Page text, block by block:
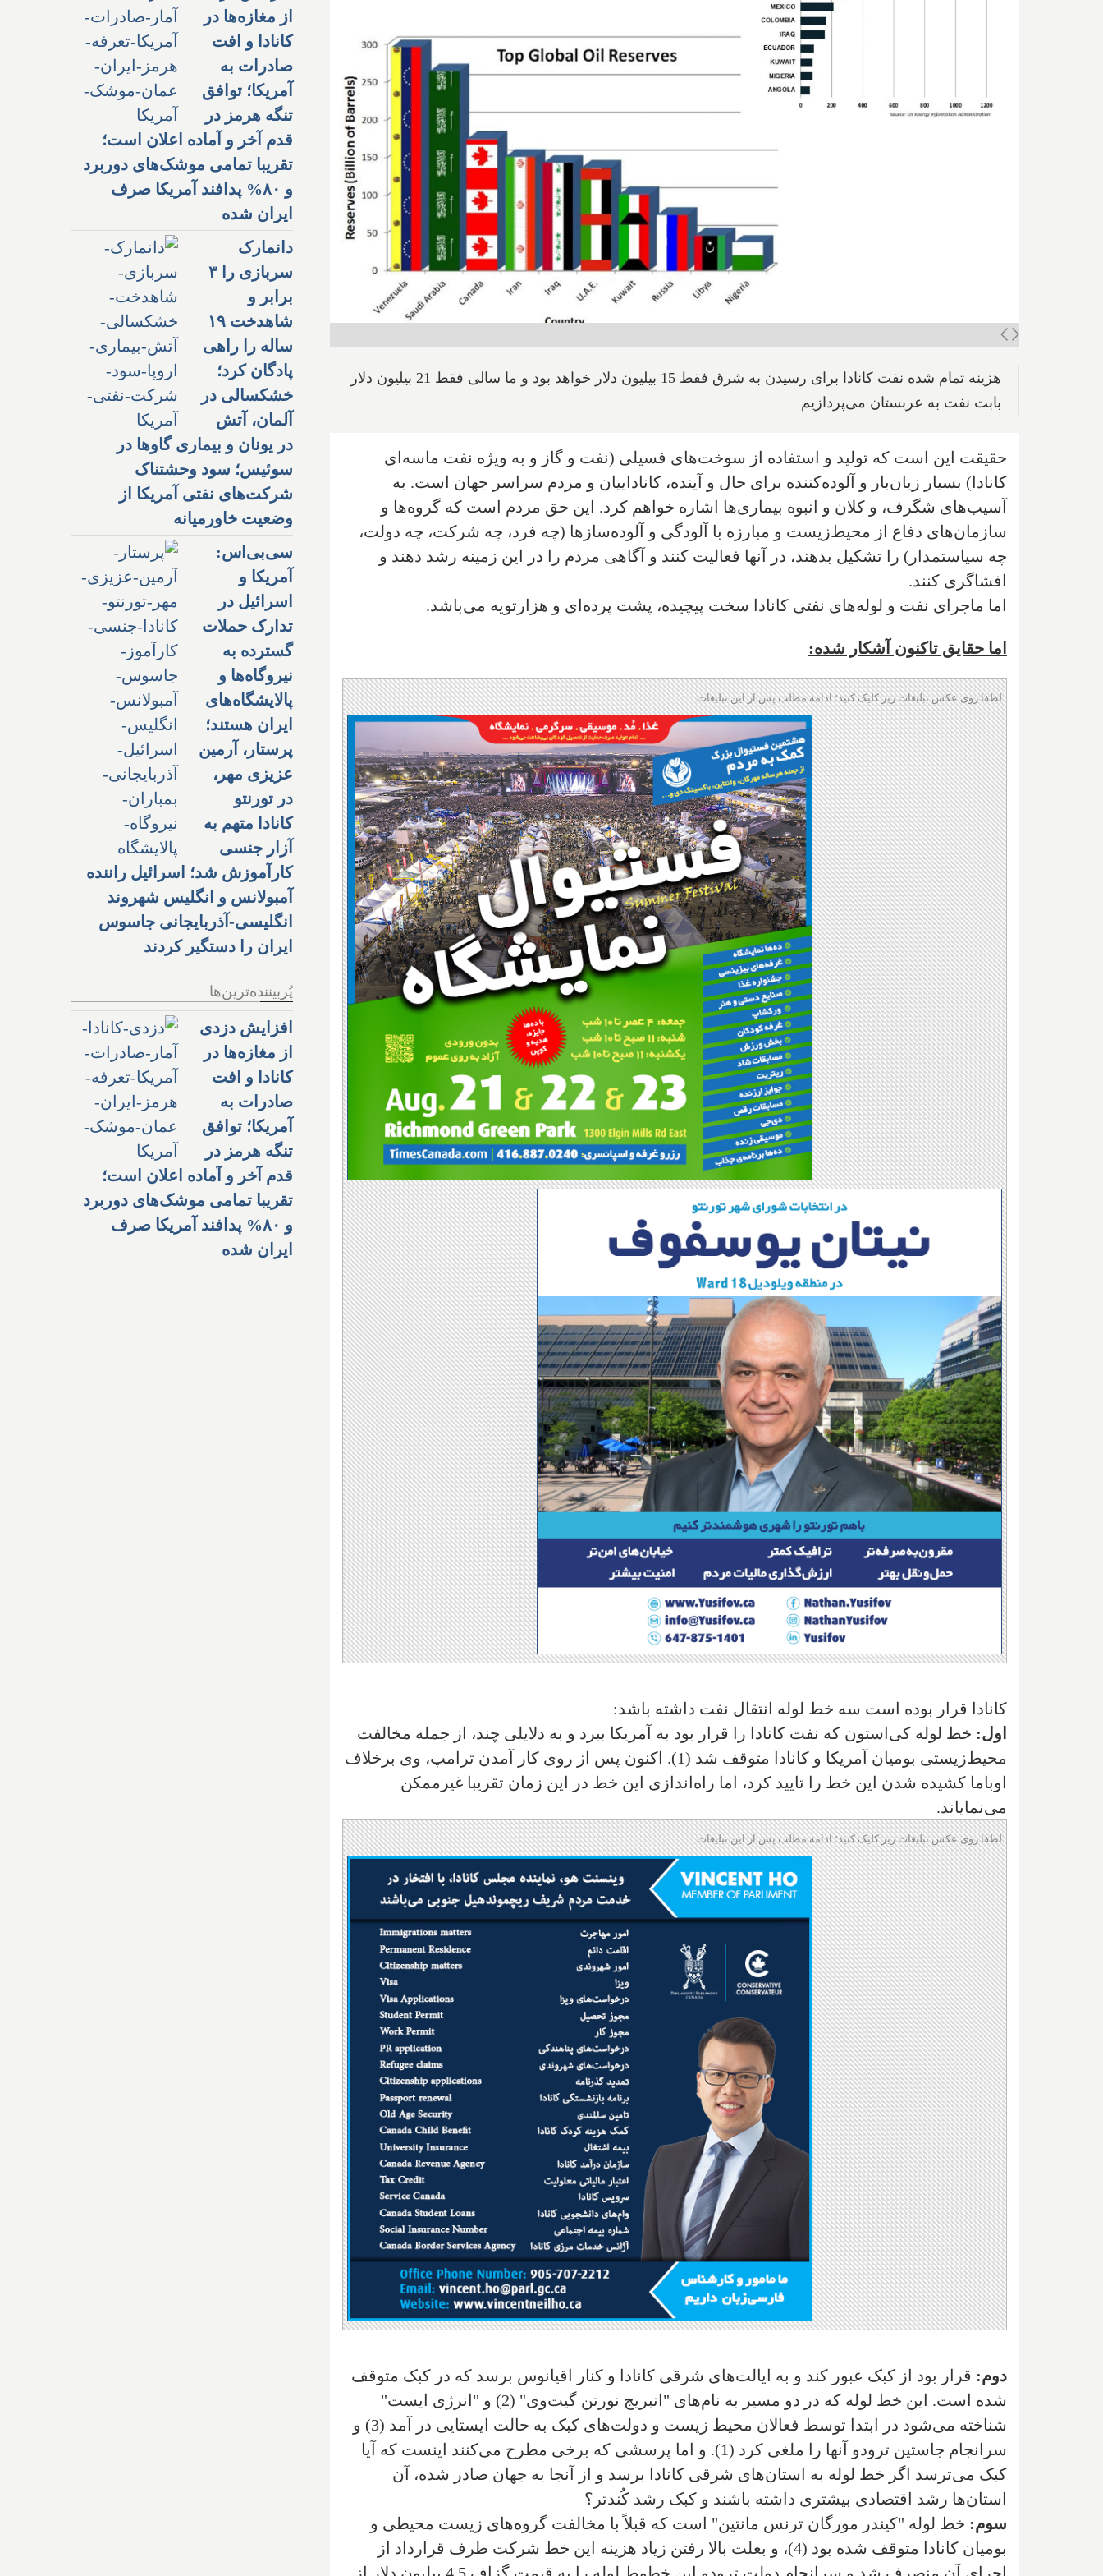
هزینه تمام شده نفت کانادا برای رسیدن به شرق فقط 15 بیلیون دلار خواهد بود و ما سالی فقط 21 بیلیون دلار
بابت نفت به عربستان می‌پردازیم
حقیقت این است که تولید و استفاده از سوخت‌های فسیلی‌ (نفت و گاز و به ویژه نفت ماسه‌ای
کانادا) بسیار زیان‌بار و آ‌لوده‌کننده برای حال و آینده، کاناداییان و مردم سراسر جهان است. به
آسیب‌های شگرف، و کلان و انبوه بیماری‌ها اشاره خواهم کرد. این حق مردم است که گروه‌ها و
سازمان‌های دفاع از محیط‌زیست و مبارزه با آلودگی و آلوده‌سازها (چه فرد، چه شرکت، چه دولت،
چه سیاستمدار) را تشکیل بدهند، در آنها فعالیت کنند و آگاهی مردم را در این زمینه رشد دهند و
افشاگری کنند.
اما ماجرای نفت و لوله‌های نفتی کانادا سخت پیچیده، پشت پرده‌ای و هزار‌تویه می‌باشد.
اما حقایق تاکنون آشکار شده:
لطفا روی عکس تبلیغات زیر کلیک کنید؛ ادامه مطلب پس از این تبلیغات
کانادا قرار بوده است سه خط لوله انتقال ‌نفت داشته باشد:
اول: خط لوله کی‌استون که نفت کانادا را قرار بود به آمریکا ببرد و به دلایلی چند، از جمله مخالفت
محیط‌زیستی بومیان آمریکا و کانادا متوقف شد (1). اکنون پس از روی کار آمدن ترامپ، وی برخلاف
اوباما کشیده شدن این خط را تایید کرد، اما راه‌اندازی این خط در این زمان تقریبا غیر‌ممکن
می‌نمایاند.
لطفا روی عکس تبلیغات زیر کلیک کنید؛ ادامه مطلب پس از این تبلیغات
دوم: قرار بود از کبک عبور کند و به ایالت‌های شرقی کانادا و ‌کنار اقیانوس برسد که در کبک متوقف
شده است. این خط لوله که در دو مسیر به نام‌های "انبریج نورتن گیت‌وی" (2) و "انرژی ایست"
شناخته می‌شود در ابتدا توسط فعالان محیط زیست و دولت‌های کبک به حالت ایستایی در آمد (3) و
سرانجام جاستین ترودو آنها را ملغی کرد (1). و اما پرسشی که برخی مطرح می‌کنند اینست که آیا
کبک می‌ترسد اگر خط لوله به استان‌های شرقی کانادا برسد و از‌ آنجا به جهان صادر شده، آن
استان‌ها رشد اقتصادی بیشتری داشته باشند و کبک رشد کُندتر؟
سوم: خط لوله "کیندر مورگان ترنس مانتین" است که قبلاً با مخالفت گرو‌ه‌های زیست محیطی و
بومیان کانادا متوقف شده بود (4)، و بعلت بالا رفتن زیاد هزینه این خط شرکت طرف قرارداد از
از مغازه‌ها در
کانادا و افت
صادرات به
آمریکا؛ توافق
تنگه هرمز در
قدم آخر و آماده اعلان است؛
تقریبا تمامی موشک‌های دوربرد
و ۸۰% پدافند آمریکا صرف
ایران شده
دانمارک
سربازی را ۳
برابر و
شاهدخت ۱۹
ساله را راهی
پادگان کرد؛
خشکسالی در
آلمان، آتش
در یونان و بیماری گاوها در
سوئیس؛ سود وحشتناک
شرکت‌های نفتی آمریکا از
وضعیت خاورمیانه
سی‌بی‌اس:
آمریکا و
اسرائیل در
تدارک حملات
گسترده به
نیروگاه‌ها و
پالایشگاه‌های
ایران هستند؛
پرستار، آرمین
عزیزی مهر،
در تورنتو
کانادا متهم به
آزار جنسی
کارآموزش شد؛ اسرائیل راننده
آمبولانس و انگلیس شهروند
انگلیسی-آذربایجانی جاسوس
ایران را دستگیر کردند
پُربیننده‌ترین‌ها
افزایش دزدی
از مغازه‌ها در
کانادا و افت
صادرات به
آمریکا؛ توافق
تنگه هرمز در
قدم آخر و آماده اعلان است؛
تقریبا تمامی موشک‌های دوربرد
و ۸۰% پدافند آمریکا صرف
ایران شده